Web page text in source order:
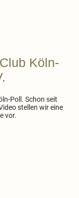
Köln-
Poll. Schon seit
stellen wir eine
vor.